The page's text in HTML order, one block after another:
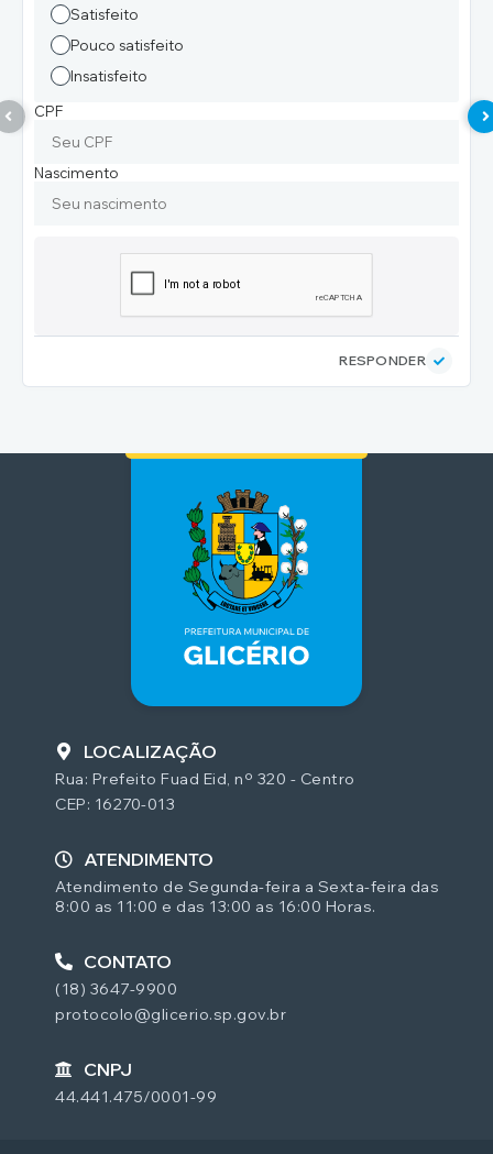
Satisfeito
Pouco satisfeito
Insatisfeito
CPF
Nascimento
RESPONDER
LOCALIZAÇÃO
Rua: Prefeito Fuad Eid, nº 320 - Centro
CEP: 16270-013
CONTATO
(18) 3647-9900
protocolo@glicerio.sp.gov.br
ATENDIMENTO
Atendimento de Segunda-feira a Sexta-feira das
8:00 as 11:00 e das 13:00 as 16:00 Horas.
CNPJ
44.441.475/0001-99